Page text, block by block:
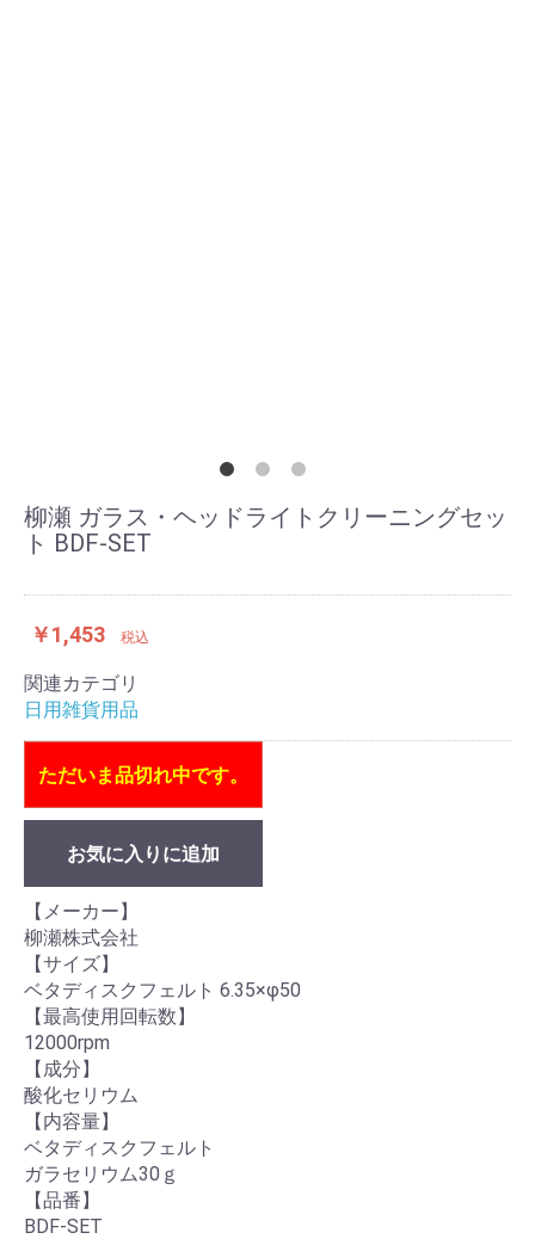
柳瀬 ガラス・ヘッドライトクリーニングセッ
ト BDF-SET
￥1,453 税込
関連カテゴリ
日用雑貨用品
ただいま品切れ中です。
お気に入りに追加
【メーカー】
柳瀬株式会社
【サイズ】
ベタディスクフェルト 6.35×φ50
【最高使用回転数】
12000rpm
【成分】
酸化セリウム
【内容量】
ベタディスクフェルト
ガラセリウム30ｇ
【品番】
BDF-SET